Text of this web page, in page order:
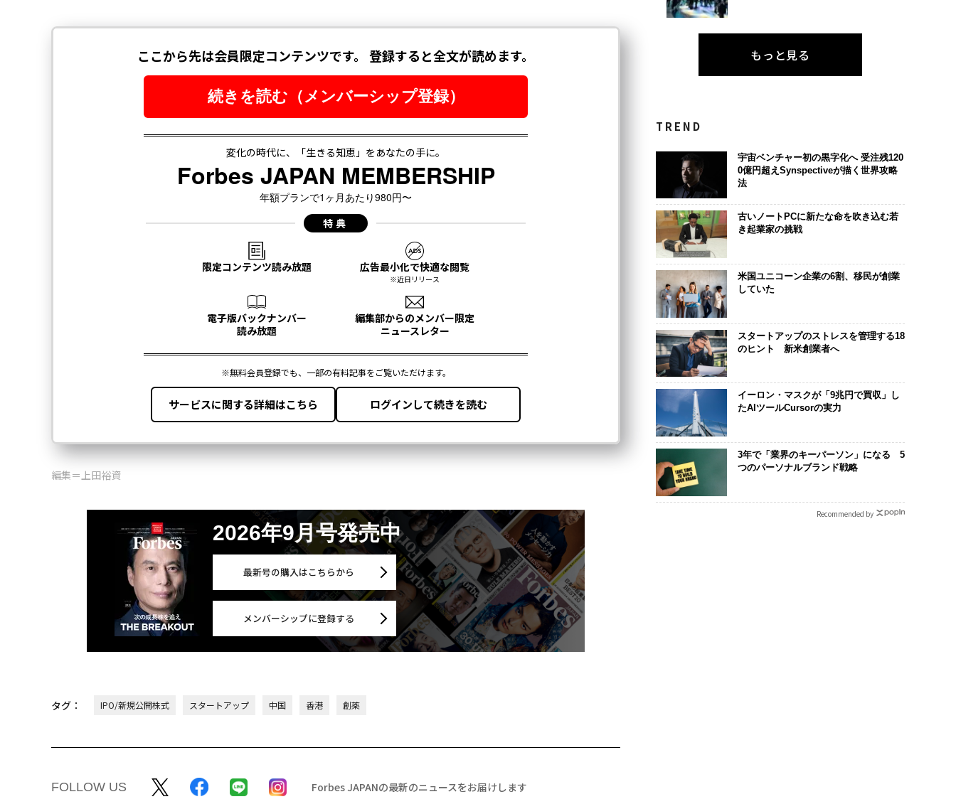
編集＝上田裕資
2026年9月号発売中
最新号の購入はこちらから
メンバーシップに登録する
タグ： IPO/新規公開株式 スタートアップ 中国 香港 創薬
FOLLOW US Forbes JAPANの最新のニュースをお届けします
もっと見る
TREND
宇宙ベンチャー初の黒字化へ 受注残120
0億円超えSynspectiveが描く世界攻略
法
古いノートPCに新たな命を吹き込む若
き起業家の挑戦
米国ユニコーン企業の6割、移民が創業
していた
スタートアップのストレスを管理する18
のヒント 新米創業者へ
イーロン・マスクが「9兆円で買収」し
たAIツールCursorの実力
3年で「業界のキーパーソン」になる 5
つのパーソナルブランド戦略
Recommended by